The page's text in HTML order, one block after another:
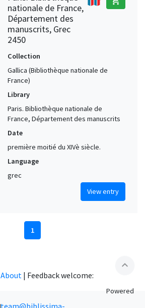
nationale de France,
Département des
manuscrits, Grec
2450
Collection
Gallica (Bibliothèque nationale de
France)
Library
Paris. Bibliothèque nationale de
France, Département des manuscrits
Date
première moitié du XIVè siècle.
Language
grec
View entry
1
expand_less
About | Feedback welcome:
team@biblissima-
Powered